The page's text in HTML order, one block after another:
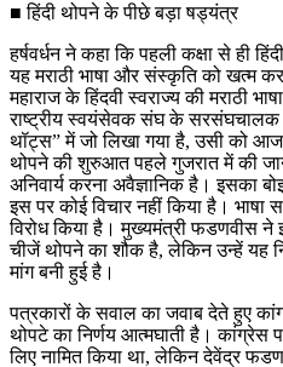
■ हिंदी थोपने के पीछे बड़ा षड्यंत्र
हर्षवर्धन ने कहा कि पहली कक्षा से ही
यह मराठी भाषा और संस्कृति को खत्म
महाराज के हिंदवी स्वराज्य की मराठी
राष्ट्रीय स्वयंसेवक संघ के
थॉट्स” में जो लिखा गया है, उसी को
थोपने की शुरुआत पहले गुजरात में की
अनिवार्य करना अवैज्ञानिक है। इसका
इस पर कोई विचार नहीं किया है।
विरोध किया है। मुख्यमंत्री फडणवीस ने
चीजें थोपने का शौक है, लेकिन उन्हें यह
मांग बनी हुई है।
पत्रकारों के सवाल का जवाब देते हुए
थोपटे का निर्णय आत्मघाती है। कांग्रेस
लिए नामित किया था, लेकिन देवेंद्र